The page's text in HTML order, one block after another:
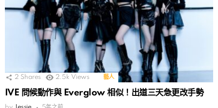
2 Shares 2.5k Views 藝人
IVE 問候動作與 Everglow 相似！出道三天急更改手勢